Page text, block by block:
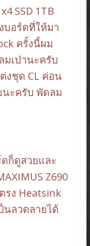
SSD 1TB
บอร์ดที่ให้มา
ครั้งนี้ผม
มเป่านะครับ
งชุด CL ค่อน
นะครับ พัดลม
ก็ดูสวยและ
Z690
รง Heatsink
นลวดลายได้